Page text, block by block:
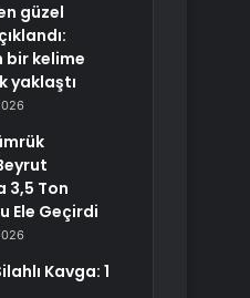
güzel
bir kelime
yaklaştı
3,5 Ton
Ele Geçirdi
Kavga: 1